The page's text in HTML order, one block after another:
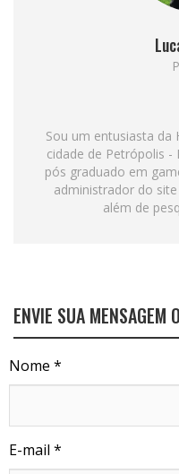
Sou um entusiasta da
cidade de Petrópolis -
pós graduado em
administrador do
além de
ENVIE SUA MENSAGEM
Nome *
E-mail *